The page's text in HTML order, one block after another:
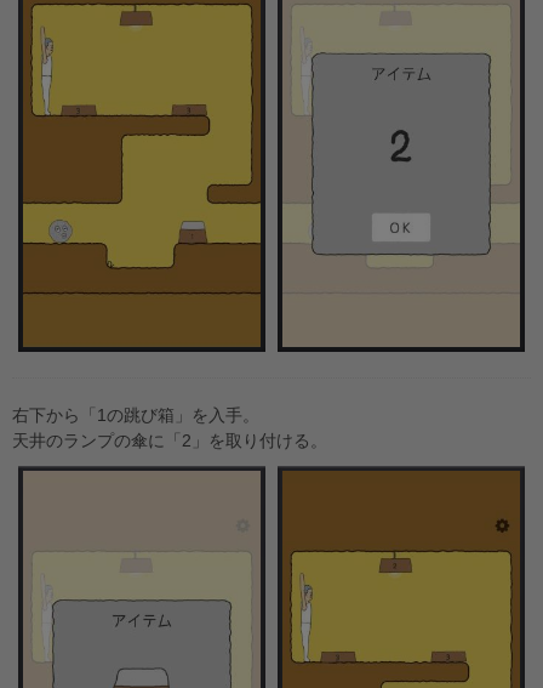
右下から「1の跳び箱」を入手。
天井のランプの傘に「2」を取り付ける。